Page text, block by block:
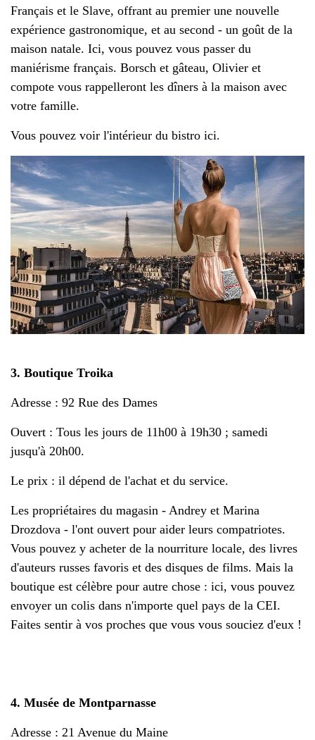
Français et le Slave, offrant au premier une nouvelle
expérience gastronomique, et au second - un goût de la
maison natale. Ici, vous pouvez vous passer du
maniérisme français. Borsch et gâteau, Olivier et
compote vous rappelleront les dîners à la maison avec
votre famille.
Vous pouvez voir l'intérieur du bistro ici.
3. Boutique Troika
Adresse : 92 Rue des Dames
Ouvert : Tous les jours de 11h00 à 19h30 ; samedi
jusqu'à 20h00.
Le prix : il dépend de l'achat et du service.
Les propriétaires du magasin - Andrey et Marina
Drozdova - l'ont ouvert pour aider leurs compatriotes.
Vous pouvez y acheter de la nourriture locale, des livres
d'auteurs russes favoris et des disques de films. Mais la
boutique est célèbre pour autre chose : ici, vous pouvez
envoyer un colis dans n'importe quel pays de la CEI.
Faites sentir à vos proches que vous vous souciez d'eux !
4. Musée de Montparnasse
Adresse : 21 Avenue du Maine